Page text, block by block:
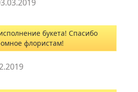
букета! Спасибо
флористам!